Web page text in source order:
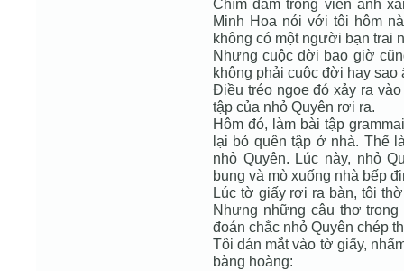
Chìm đắm trong viễn ảnh
Minh Hoa nói với tôi hôm
không có một người bạn trai
Nhưng cuộc đời bao giờ
không phải cuộc đời hay sao
Điều tréo ngoe đó xảy ra
tập của nhỏ Quyên rơi ra.
Hôm đó, làm bài tập
lại bỏ quên tập ở nhà. Thế
nhỏ Quyên. Lúc này, nhỏ
bụng và mò xuống nhà bếp
Lúc tờ giấy rơi ra bàn, tôi
Nhưng những câu thơ
đoán chắc nhỏ Quyên chép
Tôi dán mắt vào tờ giấy,
bàng hoàng: